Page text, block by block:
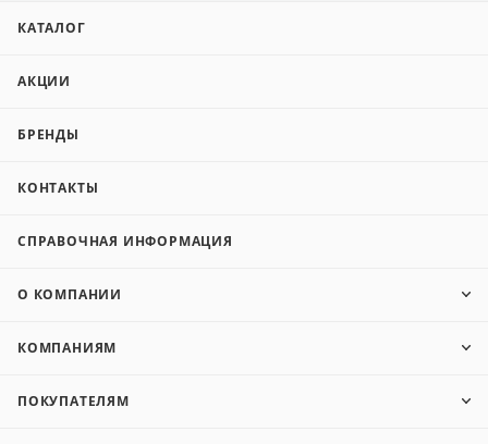
КАТАЛОГ
АКЦИИ
БРЕНДЫ
КОНТАКТЫ
СПРАВОЧНАЯ ИНФОРМАЦИЯ
О КОМПАНИИ
КОМПАНИЯМ
ПОКУПАТЕЛЯМ